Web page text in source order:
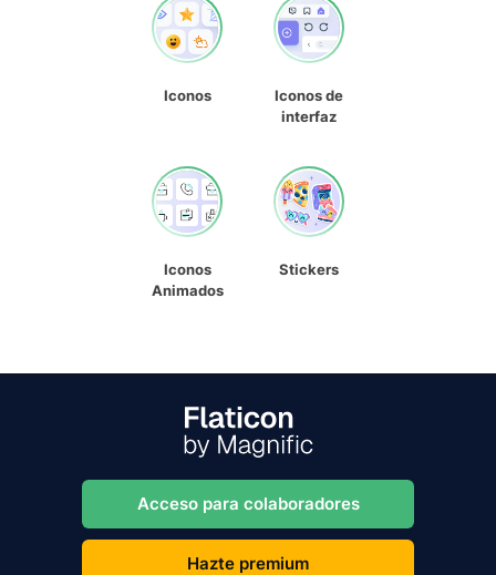
Iconos
Iconos de
interfaz
Iconos
Animados
Stickers
Acceso para colaboradores
Hazte premium